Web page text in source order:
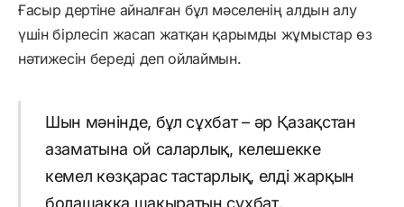
Ғасыр дертіне айналған бұл мәселенің алдын алу
үшін бірлесіп жасап жатқан қарымды жұмыстар өз
нәтижесін береді деп ойлаймын.
Шын мәнінде, бұл сұхбат – әр Қазақстан
азаматына ой саларлық, келешекке
кемел көзқарас тастарлық, елді жарқын
болашаққа шақыратын сұхбат.